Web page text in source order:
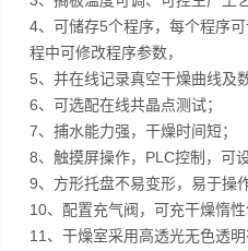
4、可储存5个程序，每个程序
程中可修改程序参数，
5、并在线记录真空干燥曲线及
6、可选配在线共晶点测试；
7、捕水能力强，干燥时间短；
8、触摸屏操作，PLC控制，可
9、方形托盘不易变形，易于操
10、配置充气阀，可充干燥惰性
11、干燥室采用高透光无色透